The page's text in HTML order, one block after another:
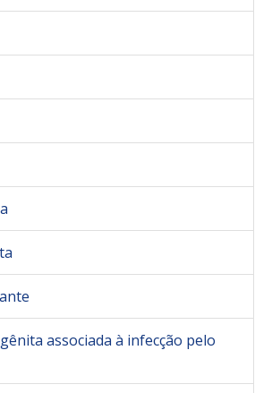
associada à infecção pelo